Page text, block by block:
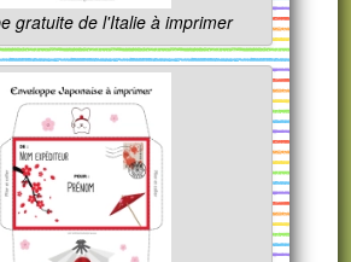
gratuite de l'Italie à imprimer